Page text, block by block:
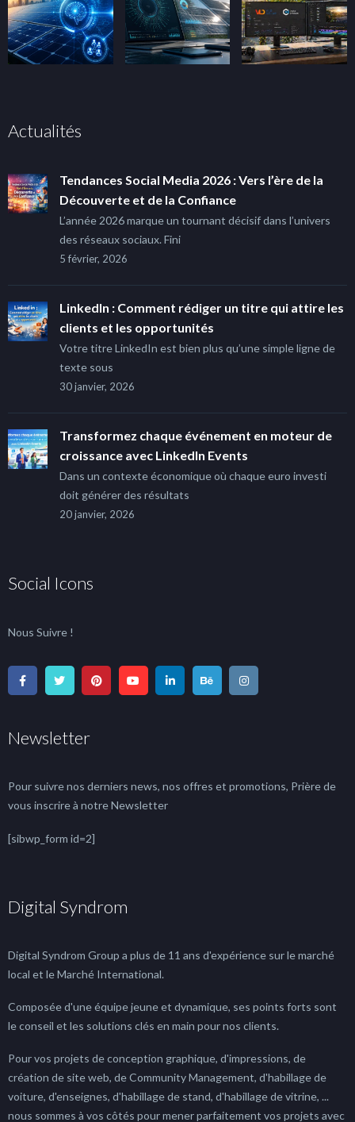
Actualités
Tendances Social Media 2026 : Vers l’ère de la
Découverte et de la Confiance
L’année 2026 marque un tournant décisif dans l’univers
des réseaux sociaux. Fini
5 février, 2026
LinkedIn : Comment rédiger un titre qui attire les
clients et les opportunités
Votre titre LinkedIn est bien plus qu’une simple ligne de
texte sous
30 janvier, 2026
Transformez chaque événement en moteur de
croissance avec LinkedIn Events
Dans un contexte économique où chaque euro investi
doit générer des résultats
20 janvier, 2026
Social Icons
Nous Suivre !
Newsletter
Pour suivre nos derniers news, nos offres et promotions, Prière de
vous inscrire à notre Newsletter
[sibwp_form id=2]
Digital Syndrom
Digital Syndrom Group a plus de 11 ans d'expérience sur le marché
local et le Marché International.
Composée d'une équipe jeune et dynamique, ses points forts sont
le conseil et les solutions clés en main pour nos clients.
Pour vos projets de conception graphique, d'impressions, de
création de site web, de Community Management, d'habillage de
voiture, d'enseignes, d'habillage de stand, d'habillage de vitrine, ...
nous sommes à vos côtés pour mener parfaitement vos projets avec